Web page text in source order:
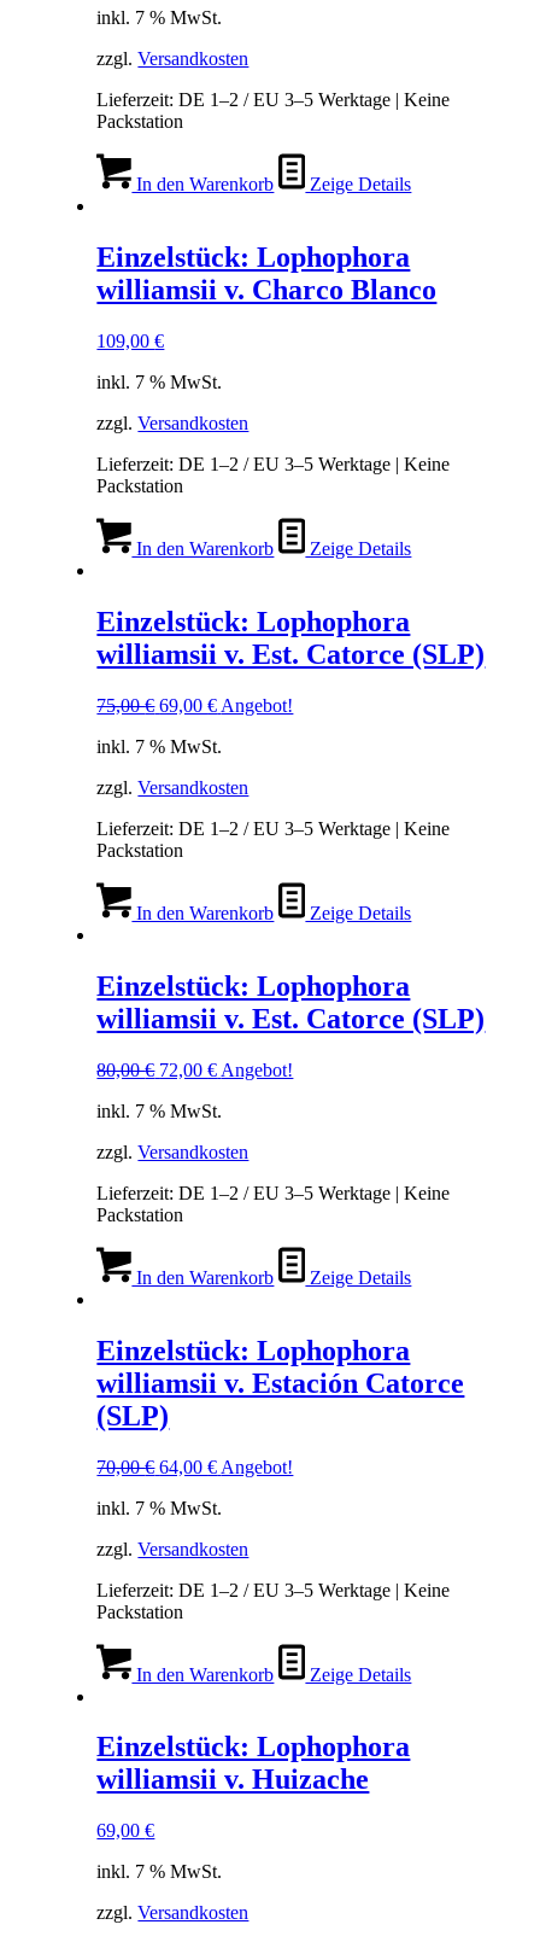
war:
ist:
inkl. 7 % MwSt.
zzgl.Versandkosten
Lieferzeit:DE 1–2 / EU 3–5 Werktage | Keine
Packstation
In den Warenkorb Zeige Details
Einzelstück: Lophophora
williamsii v. Charco Blanco
109,00€
inkl. 7 % MwSt.
zzgl.Versandkosten
Lieferzeit:DE 1–2 / EU 3–5 Werktage | Keine
Packstation
In den Warenkorb Zeige Details
Einzelstück: Lophophora
williamsii v. Est. Catorce (SLP)
75,00€ Ursprünglicher
war:
69,00€Aktueller
ist:
Angebot!
inkl. 7 % MwSt.
zzgl.Versandkosten
Lieferzeit:DE 1–2 / EU 3–5 Werktage | Keine
Packstation
In den Warenkorb Zeige Details
Einzelstück: Lophophora
williamsii v. Est. Catorce (SLP)
80,00€ Ursprünglicher
war:
72,00€Aktueller
ist:
Angebot!
inkl. 7 % MwSt.
zzgl.Versandkosten
Lieferzeit:DE 1–2 / EU 3–5 Werktage | Keine
Packstation
In den Warenkorb Zeige Details
Einzelstück: Lophophora
williamsii v. Estación Catorce
(SLP)
70,00€ Ursprünglicher
war:
64,00€Aktueller
ist:
Angebot!
inkl. 7 % MwSt.
zzgl.Versandkosten
Lieferzeit:DE 1–2 / EU 3–5 Werktage | Keine
Packstation
In den Warenkorb Zeige Details
Einzelstück: Lophophora
williamsii v. Huizache
69,00€
inkl. 7 % MwSt.
zzgl.Versandkosten